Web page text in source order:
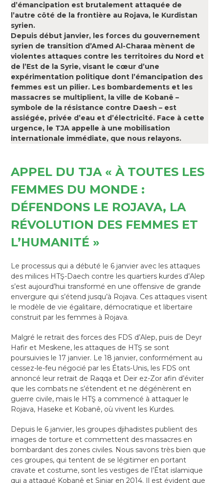
d’émancipation est brutalement attaquée de
l’autre côté de la frontière au Rojava, le Kurdistan
syrien.
Depuis début janvier, les forces du gouvernement
syrien de transition d’Amed Al-Charaa mènent de
violentes attaques contre les territoires du Nord et
de l’Est de la Syrie, visant le cœur d’une
expérimentation politique dont l’émancipation des
femmes est un pilier. Les bombardements et les
massacres se multiplient, la ville de Kobanê –
symbole de la résistance contre Daesh – est
assiégée, privée d’eau et d’électricité. Face à cette
urgence, le TJA appelle à une mobilisation
internationale immédiate, que nous relayons.
APPEL DU TJA « À TOUTES LES
FEMMES DU MONDE :
DÉFENDONS LE ROJAVA, LA
RÉVOLUTION DES FEMMES ET
L’HUMANITÉ »
Le processus qui a débuté le 6 janvier avec les attaques
des milices HTŞ-Daech contre les quartiers kurdes d’Alep
s’est aujourd’hui transformé en une offensive de grande
envergure qui s’étend jusqu’à Rojava. Ces attaques visent
le modèle de vie égalitaire, démocratique et libertaire
construit par les femmes à Rojava.
Malgré le retrait des forces des FDS d’Alep, puis de Deyr
Hafir et Meskene, les attaques de HTŞ se sont
poursuivies le 17 janvier. Le 18 janvier, conformément au
cessez-le-feu négocié par les États-Unis, les FDS ont
annoncé leur retrait de Raqqa et Deir ez-Zor afin d’éviter
que les combats ne s’étendent et ne dégénèrent en
guerre civile, mais le HTŞ a commencé à attaquer le
Rojava, Haseke et Kobanê, où vivent les Kurdes.
Depuis le 6 janvier, les groupes djihadistes publient des
images de torture et commettent des massacres en
bombardant des zones civiles. Nous savons très bien que
ces groupes, qui tentent de se légitimer en portant
cravate et costume, sont les vestiges de l’État islamique
qui a attaqué Kobanê et Sinjar en 2014. Il est évident que